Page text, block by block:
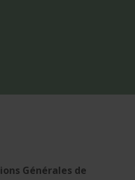
Générales de